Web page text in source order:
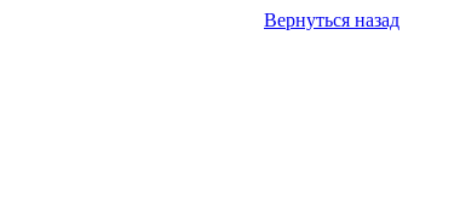
Вернуться назад